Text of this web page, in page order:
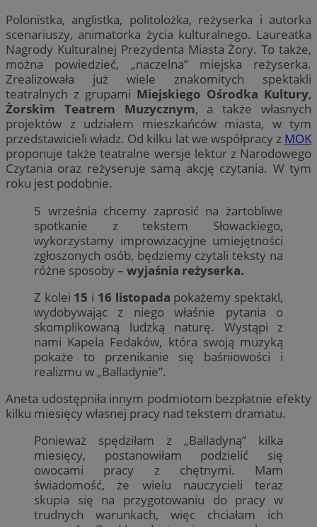
Polonistka, anglistka, politolożka, reżyserka i autorka
scenariuszy, animatorka życia kulturalnego. Laureatka
Nagrody Kulturalnej Prezydenta Miasta Żory. To także,
można powiedzieć, „naczelna” miejska reżyserka.
Zrealizowała już wiele znakomitych spektakli
teatralnych z grupami Miejskiego Ośrodka Kultury,
Żorskim Teatrem Muzycznym, a także własnych
projektów z udziałem mieszkańców miasta, w tym
przedstawicieli władz. Od kilku lat we współpracy z MOK
proponuje także teatralne wersje lektur z Narodowego
Czytania oraz reżyseruje samą akcję czytania. W tym
roku jest podobnie.
5 września chcemy zaprosić na żartobliwe
spotkanie z tekstem Słowackiego,
wykorzystamy improwizacyjne umiejętności
zgłoszonych osób, będziemy czytali teksty na
różne sposoby – wyjaśnia reżyserka.
Z kolei 15 i 16 listopada pokażemy spektakl,
wydobywając z niego właśnie pytania o
skomplikowaną ludzką naturę. Wystąpi z
nami Kapela Fedaków, która swoją muzyką
pokaże to przenikanie się baśniowości i
realizmu w „Balladynie”.
Aneta udostępniła innym podmiotom bezpłatnie efekty
kilku miesięcy własnej pracy nad tekstem dramatu.
Ponieważ spędziłam z „Balladyną” kilka
miesięcy, postanowiłam podzielić się
owocami pracy z chętnymi. Mam
świadomość, że wielu nauczycieli teraz
skupia się na przygotowaniu do pracy w
trudnych warunkach, więc chciałam ich